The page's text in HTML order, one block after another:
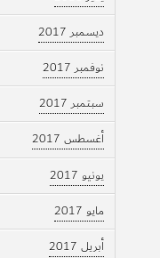
ديسمبر 2017
نوفمبر 2017
سبتمبر 2017
أغسطس 2017
يونيو 2017
مايو 2017
أبريل 2017